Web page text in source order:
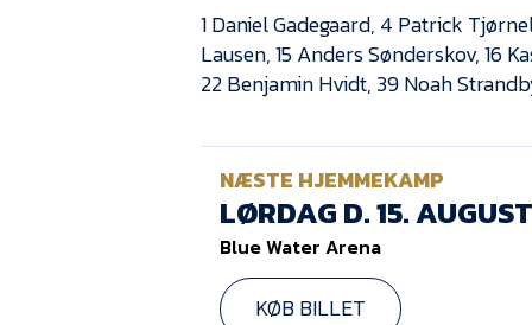
1 Daniel Gadegaard, 4 Patrick
Lausen, 15 Anders Sønderskov, 16
22 Benjamin Hvidt, 39 Noah
NÆSTE HJEMMEKAMP
LØRDAG D. 15.
Blue Water Arena
KØB BILLET